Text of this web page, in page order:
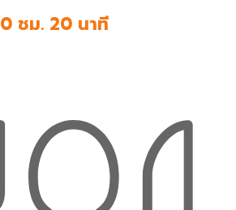
0 ชม. 20 นาที